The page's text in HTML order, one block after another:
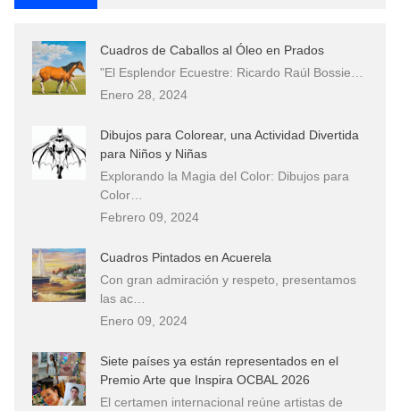
Cuadros de Caballos al Óleo en Prados
"El Esplendor Ecuestre: Ricardo Raúl Bossie…
Enero 28, 2024
Dibujos para Colorear, una Actividad Divertida
para Niños y Niñas
Explorando la Magia del Color: Dibujos para
Color…
Febrero 09, 2024
Cuadros Pintados en Acuerela
Con gran admiración y respeto, presentamos
las ac…
Enero 09, 2024
Siete países ya están representados en el
Premio Arte que Inspira OCBAL 2026
El certamen internacional reúne artistas de